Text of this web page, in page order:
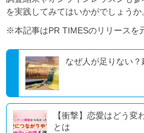
を実践してみてはいかがでしょうか
※本記事はPR TIMESのリリースを
なぜ人が足りない
【衝撃】恋愛はどう
とは